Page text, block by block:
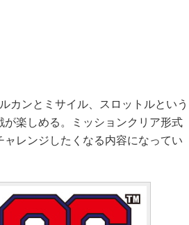
カンとミサイル、スロットルという
楽しめる。ミッションクリア形式
レンジしたくなる内容になってい